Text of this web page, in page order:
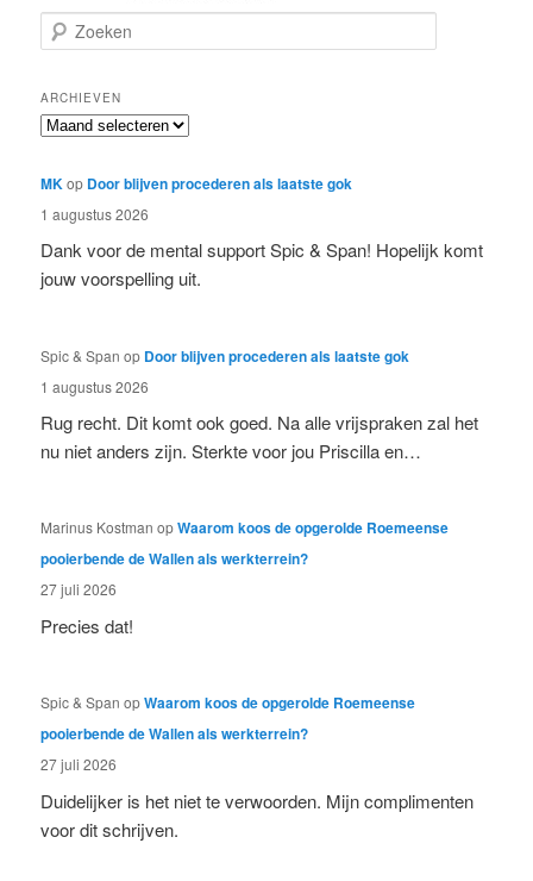
o
k
e
n
ARCHIEVEN
Archieven
MKop Door blijven procederen als laatste gok
1 augustus 2026
Dank voor de mental support Spic & Span! Hopelijk komt
jouw voorspelling uit.
Spic & Span op Door blijven procederen als laatste gok
1 augustus 2026
Rug recht. Dit komt ook goed. Na alle vrijspraken zal het
nu niet anders zijn. Sterkte voor jou Priscilla en…
Marinus Kostman opWaarom koos de opgerolde Roemeense
pooierbende de Wallen als werkterrein?
27 juli 2026
Precies dat!
Spic & Span opWaarom koos de opgerolde Roemeense
pooierbende de Wallen als werkterrein?
27 juli 2026
Duidelijker is het niet te verwoorden. Mijn complimenten
voor dit schrijven.